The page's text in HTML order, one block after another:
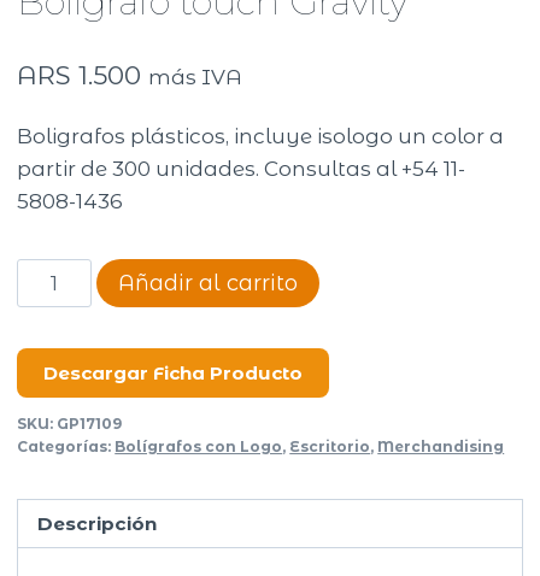
ARS 1.500 más IVA
Boligrafos plásticos, incluye isologo un color a
partir de 300 unidades. Consultas al +54 11-
5808-1436
Bolígrafo
touch
cantidad
Añadir al carrito
Descargar Ficha Producto
SKU: GP17109
Categorías: Bolígrafos con Logo, Escritorio, Merchandising
Descripción